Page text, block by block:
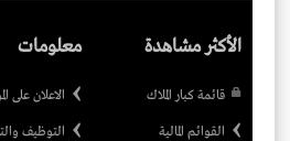
الأكثر مشاهدة
قائمة كبار الملاك
القوائم المالية
معلومات
الاعلان على
التوظيف